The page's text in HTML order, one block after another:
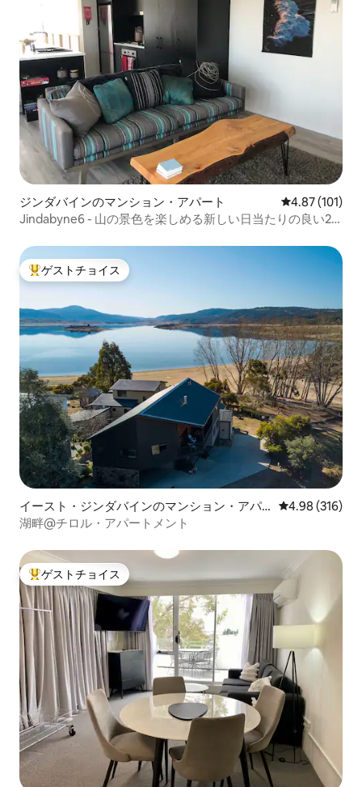
ジンダバインのマンション・アパート レビュー101
4.87 (101)
Jindabyne6 - 山の景色を楽しめる新しい日当たりの良い2
大好評のゲストチョイスです。
ゲストチョイス
イースト・ジンダバインのマンション・アパ
ート
レビュー316
4.98 (316)
湖畔@チロル・アパートメント
大好評のゲストチョイスです。
ゲストチョイス